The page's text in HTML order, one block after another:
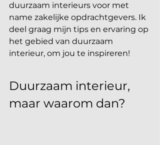
duurzaam interieurs voor met
name zakelijke opdrachtgevers. Ik
deel graag mijn tips en ervaring op
het gebied van duurzaam
interieur, om jou te inspireren!
Duurzaam interieur,
maar waarom dan?